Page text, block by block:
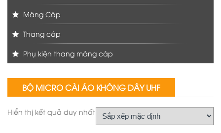
Máng Cáp
Thang cáp
Phụ kiện thang máng cáp
BỘ MICRO CÀI ÁO KHÔNG DÂY UHF
Hiển thị kết quả duy nhất